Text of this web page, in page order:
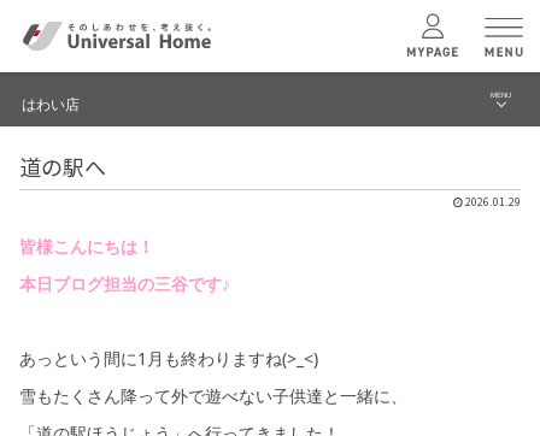
ユニバーサル
コンセプトプラン
建築実例
はわい店 MENU
ブログ
イベント
道の駅へ
2026.01.29
皆様こんにちは！
本日ブログ担当の三谷です♪
あっという間に1月も終わりますね(>_<)
雪もたくさん降って外で遊べない子供達と一緒に、